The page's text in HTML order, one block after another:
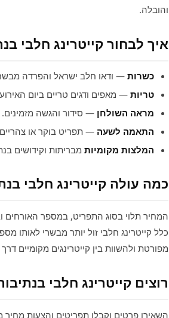
והובלה.
איך לבחור קייטרינג חלבי
כשרות — ודאו חלב ישראל והפרדה
טריות— מאפים ודגים טריים ביום
מראה השולחן — סידור והגשה מזמינים.
התאמה לשעה — תפריט בוקר או
המלצות מקומיות מבריתות וקידושים
כמה עולה קייטרינג חלבי
המחיר תלוי בסוג התפריט, במספר האורחים
כלל קייטרינג חלבי זול יותר מבשרי לאותו
מפורטת ולהשוות בין קייטרינגים מקומיים
רוצים קייטרינג חלבי
השאירו פרטים וקבלו תפריטים והצעות מחיר